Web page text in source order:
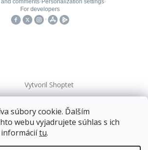
súbory cookie. Ďalším
webu vyjadrujete súhlas s ich
informáciítu.
pre balíkové zásielky v hodnote
Vytvoril Shoptet
kovanieplus. Všetky práva vyhradené.